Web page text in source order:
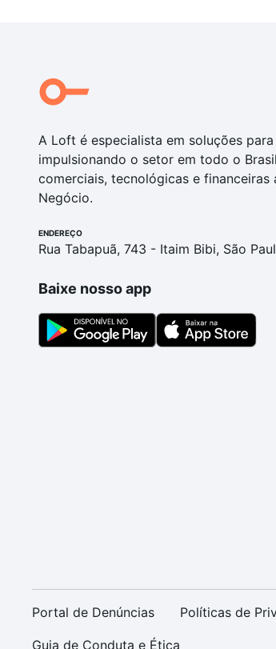
A Loft é especialista em soluções
impulsionando o setor em todo o
comerciais, tecnológicas e
Negócio.
ENDEREÇO
Rua Tabapuã, 743 - Itaim Bibi, São
Baixe nosso app
Portal de Denúncias Políticas de
Guia de Conduta e Ética